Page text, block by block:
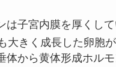
は子宮内膜を厚くして
大きく成長した卵胞
体から黄体形成ホル